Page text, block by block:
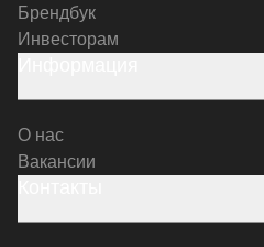
Брендбук
Инвесторам
О нас
Вакансии